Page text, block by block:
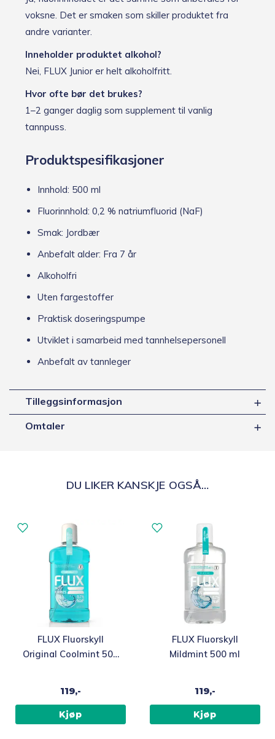
voksne. Det er smaken som skiller produktet fra
andre varianter.
Inneholder produktet alkohol?
Nei, FLUX Junior er helt alkoholfritt.
Hvor ofte bør det brukes?
1–2 ganger daglig som supplement til vanlig
tannpuss.
Produktspesifikasjoner
Innhold: 500 ml
Fluorinnhold: 0,2 % natriumfluorid (NaF)
Smak: Jordbær
Anbefalt alder: Fra 7 år
Alkoholfri
Uten fargestoffer
Praktisk doseringspumpe
Utviklet i samarbeid med tannhelsepersonell
Anbefalt av tannleger
Tilleggsinformasjon
Omtaler
DU LIKER KANSKJE OGSÅ…
FLUX Fluorskyll
Original Coolmint 500
119,-
Kjøp
FLUX Fluorskyll
Mildmint 500 ml
119,-
Kjøp